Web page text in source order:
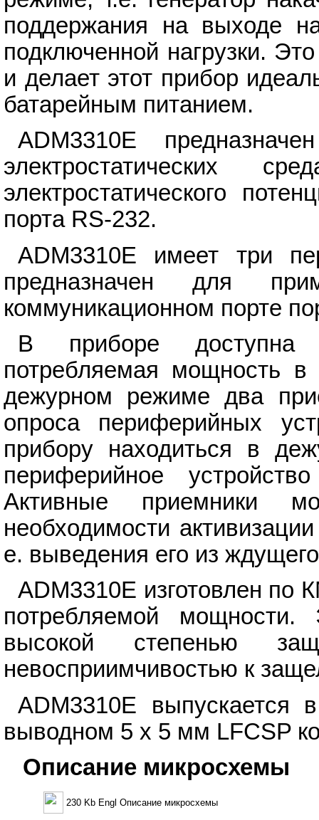
поддержания на выходе
подключенной нагрузки.
и делает этот прибор
батарейным питанием.
ADM3310E
электростатического
порта RS-232.
ADM3310E имеет три
предназначен для
коммуникационном порте
В приборе доступна
потребляемая мощность в
дежурном режиме два
опроса периферийных
прибору находиться в
периферийное
Активные приемники
необходимости
е. выведения его из
ADM3310E изготовлен по
потребляемой мощности.
высокой степенью
невосприимчивостью к
ADM3310E
выводном 5 х 5 мм LFCSP
Описание микросхемы
230 Kb Engl Описание микросхемы